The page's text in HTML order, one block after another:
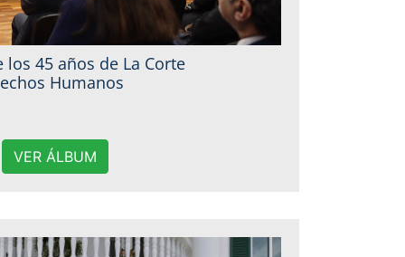
45 años de La Corte
Humanos
VER ÁLBUM